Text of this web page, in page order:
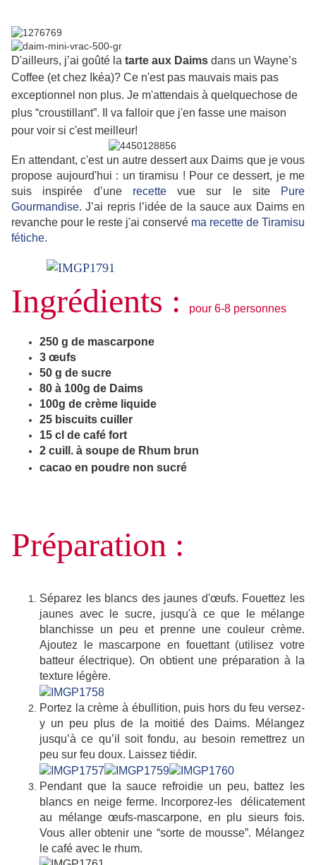
D'ailleurs, j’ai goûté la tarte aux Daims dans un Wayne’s
Coffee (et chez Ikéa)? Ce n'est pas mauvais mais pas
exceptionnel non plus. Je m'attendais à quelquechose de
plus “croustillant”. Il va falloir que j'en fasse une maison
pour voir si c'est meilleur!
En attendant, c'est un autre dessert aux Daims que je vous
propose aujourd'hui : un tiramisu ! Pour ce dessert, je me
suis inspirée d’une recettevue sur le site
Pure
Gourmandise. J’ai repris l’idée de la sauce aux Daims en
revanche pour le reste j'ai conservé ma recette de Tiramisu
fétiche.
Ingrédients : pour 6-8 personnes
250 g de mascarpone
3 œufs
50 g de sucre
80 à 100g de Daims
100g de crème liquide
25 biscuits cuiller
15 cl de café fort
2 cuill. à soupe de Rhum brun
cacao en poudre non sucré
Préparation :
Séparez les blancs des jaunes d'œufs. Fouettez les
jaunes avec le sucre, jusqu'à ce que le mélange
blanchisse un peu et prenne une couleur crème.
Ajoutez le mascarpone en fouettant (utilisez votre
batteur électrique). On obtient une préparation à la
texture légère.
Portez la crème à ébullition, puis hors du feu versez-
y un peu plus de la moitié des Daims. Mélangez
jusqu’à ce qu’il soit fondu, au besoin remettrez un
peu sur feu doux. Laissez tiédir.
Pendant que la sauce refroidie un peu, battez les
blancs en neige ferme. Incorporez-les délicatement
au mélange œufs-mascarpone, en plu sieurs fois.
Vous aller obtenir une “sorte de mousse”. Mélangez
le café avec le rhum.